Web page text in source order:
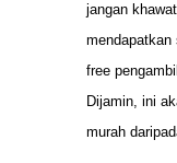
jangan
mendapatkan
free
Dijamin, ini
murah